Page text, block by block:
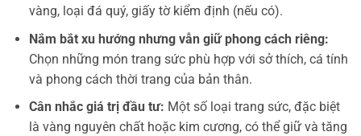
vàng, loại đá quý, giấy tờ kiểm định (nếu có).
Nắm bắt xu hướng nhưng vẫn giữ phong cách riêng:
Chọn những món trang sức phù hợp với sở thích, cá tính
và phong cách thời trang của bản thân.
Cân nhắc giá trị đầu tư: Một số loại trang sức, đặc biệt
là vàng nguyên chất hoặc kim cương, có thể giữ và tăng